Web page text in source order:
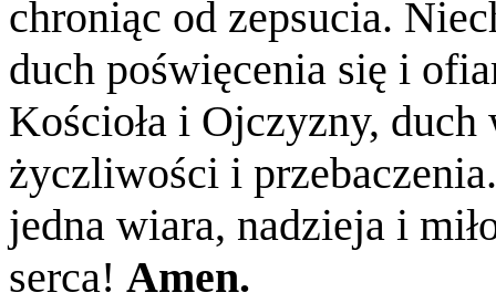
chroniąc od zepsucia.
duch poświęcenia się i
Kościoła i Ojczyzny, duch
życzliwości i
jedna wiara, nadzieja i
serca! Amen.